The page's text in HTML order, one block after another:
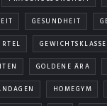
GESUNDHEIT
GOLDENE ÄRA
HOMEGYM